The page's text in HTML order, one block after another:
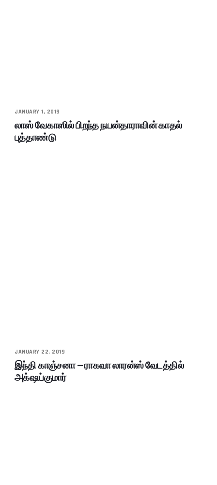
JANUARY 1, 2019
லாஸ் வேகாஸில் பிறந்த நயன்தாராவின் காதல்
புத்தாண்டு
JANUARY 22, 2019
இந்தி காஞ்சனா – ராகவா லாரன்ஸ் வேடத்தில்
அக்‌ஷய்குமார்